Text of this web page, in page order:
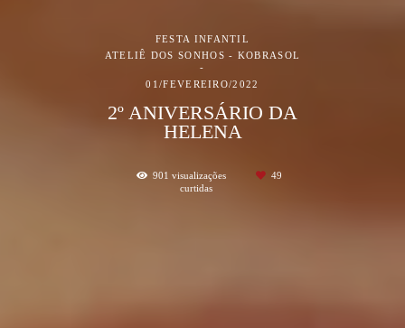
FESTA INFANTIL
ATELIÊ DOS SONHOS - KOBRASOL
01/FEVEREIRO/2022
2º ANIVERSÁRIO DA
HELENA
901 visualizações
49
curtidas